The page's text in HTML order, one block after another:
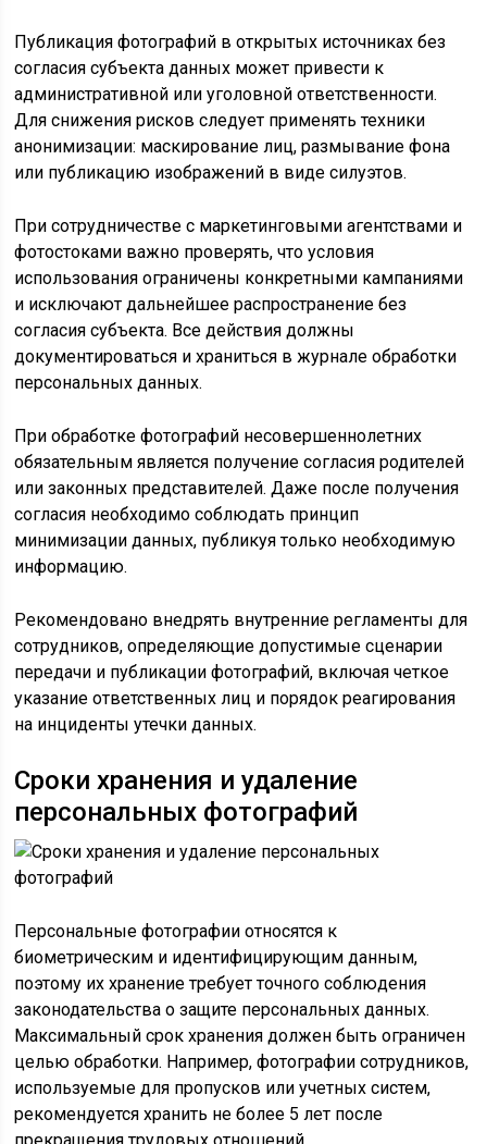
Публикация фотографий в открытых источниках без
согласия субъекта данных может привести к
административной или уголовной ответственности.
Для снижения рисков следует применять техники
анонимизации: маскирование лиц, размывание фона
или публикацию изображений в виде силуэтов.
При сотрудничестве с маркетинговыми агентствами и
фотостоками важно проверять, что условия
использования ограничены конкретными кампаниями
и исключают дальнейшее распространение без
согласия субъекта. Все действия должны
документироваться и храниться в журнале обработки
персональных данных.
При обработке фотографий несовершеннолетних
обязательным является получение согласия родителей
или законных представителей. Даже после получения
согласия необходимо соблюдать принцип
минимизации данных, публикуя только необходимую
информацию.
Рекомендовано внедрять внутренние регламенты для
сотрудников, определяющие допустимые сценарии
передачи и публикации фотографий, включая четкое
указание ответственных лиц и порядок реагирования
на инциденты утечки данных.
Сроки хранения и удаление
персональных фотографий
Персональные фотографии относятся к
биометрическим и идентифицирующим данным,
поэтому их хранение требует точного соблюдения
законодательства о защите персональных данных.
Максимальный срок хранения должен быть ограничен
целью обработки. Например, фотографии сотрудников,
используемые для пропусков или учетных систем,
рекомендуется хранить не более 5 лет после